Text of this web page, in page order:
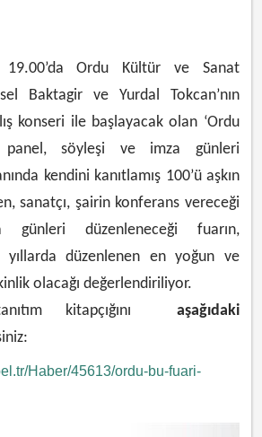
Ordu Kültür ve Sanat
Baktagir ve Yurdal Tokcan’nın
konseri ile başlayacak olan ‘Ordu
panel, söyleşi ve imza günleri
kendini kanıtlamış 100’ü aşkın
sanatçı, şairin konferans vereceği
düzenleneceği fuarın,
yıllarda düzenlenen en yoğun ve
olacağı değerlendiriliyor.
kitapçığını
aşağıdaki
Haber/45613/ordu-bu-fuari-